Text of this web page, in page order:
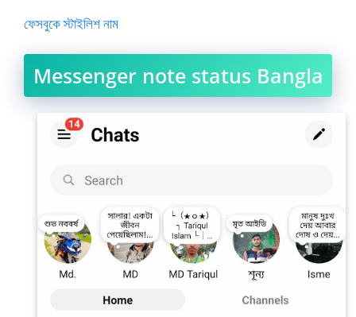
ফেসবুকে স্টাইলিশ নাম
Messenger note status Bangla